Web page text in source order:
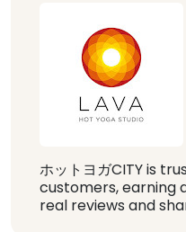
ホットヨガCITY is
customers, earning
real reviews and